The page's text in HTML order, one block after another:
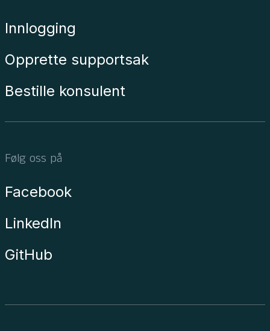
Innlogging
Opprette supportsak
Bestille konsulent
Følg oss på
Facebook
LinkedIn
GitHub